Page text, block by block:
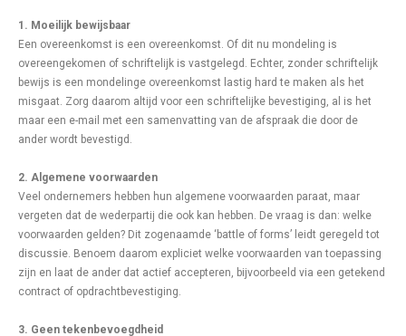
1. Moeilijk bewijsbaar
Een overeenkomst is een overeenkomst. Of dit nu mondeling is
overeengekomen of schriftelijk is vastgelegd. Echter, zonder schriftelijk
bewijs is een mondelinge overeenkomst lastig hard te maken als het
misgaat. Zorg daarom altijd voor een schriftelijke bevestiging, al is het
maar een e-mail met een samenvatting van de afspraak die door de
ander wordt bevestigd.
2. Algemene voorwaarden
Veel ondernemers hebben hun algemene voorwaarden paraat, maar
vergeten dat de wederpartij die ook kan hebben. De vraag is dan: welke
voorwaarden gelden? Dit zogenaamde ‘battle of forms’ leidt geregeld tot
discussie. Benoem daarom expliciet welke voorwaarden van toepassing
zijn en laat de ander dat actief accepteren, bijvoorbeeld via een getekend
contract of opdrachtbevestiging.
3. Geen tekenbevoegdheid